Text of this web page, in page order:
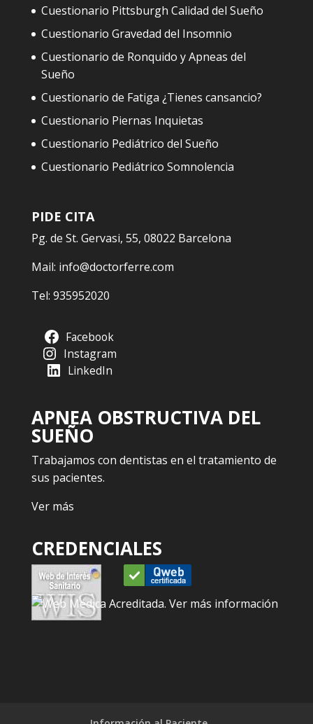
Cuestionario Pittsburgh Calidad del Sueño
Cuestionario Gravedad del Insomnio
Cuestionario de Ronquido y Apneas del
Sueño
Cuestionario de Fatiga ¿Tienes cansancio?
Cuestionario Piernas Inquietas
Cuestionario Pediátrico del Sueño
Cuestionario Pediátrico Somnolencia
PIDE CITA
Pg. de St. Gervasi, 55, 08022 Barcelona
Mail: info@doctorferre.com
Tel: 935952020
Facebook
Instagram
LinkedIn
APNEA OBSTRUCTIVA DEL
SUEÑO
Trabajamos con dentistas en el tratamiento de
sus pacientes.
Ver más
CREDENCIALES